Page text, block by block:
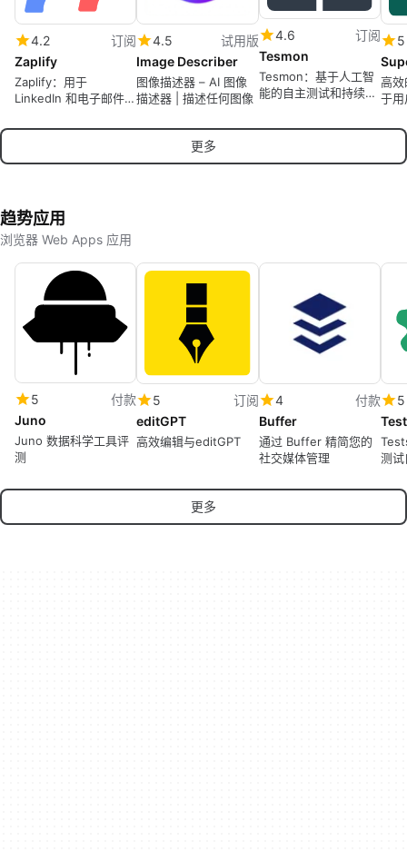
4.2
订阅
Zaplify
Zaplify：用于
LinkedIn 和电子邮件外
台
4.5
试用版
Image Describer
图像描述器 – AI 图像
描述器 | 描述任何图像
4.6
订阅
Tesmon
Tesmon：基于人工智
能的自主测试和持续生
5
高
于
更多
趋势应用
浏览器 Web Apps 应用
5
付款
Juno
Juno 数据科学工具评
测
5
订阅
editGPT
高效编辑与editGPT
4
付款
Buffer
通过 Buffer 精简您的
社交媒体管理
5
测
更多